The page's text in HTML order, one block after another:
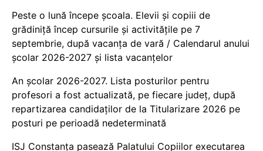
Peste o lună începe școala. Elevii și copiii de
grădiniță încep cursurile și activitățile pe 7
septembrie, după vacanța de vară / Calendarul anului
școlar 2026-2027 și lista vacanțelor
An școlar 2026-2027. Lista posturilor pentru
profesori a fost actualizată, pe fiecare județ, după
repartizarea candidaților de la Titularizare 2026 pe
posturi pe perioadă nedeterminată
ISJ Constanța pasează Palatului Copiilor executarea